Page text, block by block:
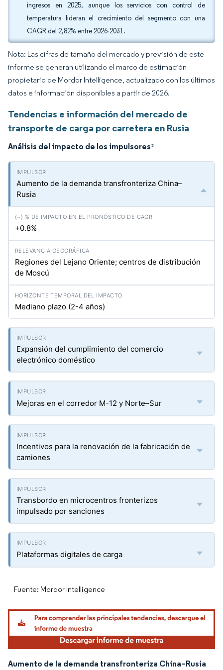
ingresos en 2025, aunque los servicios con control de
temperatura lideran el crecimiento del segmento con una
CAGR del 2,82% entre 2026-2031.
Nota: Las cifras de tamaño del mercado y previsión de este
informe se generan utilizando el marco de estimación
propietario de Mordor Intelligence, actualizado con los últimos
datos e información disponibles a partir de 2026.
Tendencias e información del mercado de
transporte de carga por carretera en Rusia
Análisis del impacto de los impulsores*
Aumento de la demanda transfronteriza China–
Rusia
+0.8%
Regiones del Lejano Oriente; centros de distribución
de Moscú
Mediano plazo (2-4 años)
Expansión del cumplimiento del comercio
electrónico doméstico
Mejoras en el corredor M-12 y Norte–Sur
Incentivos para la renovación de la fabricación de
camiones
Transbordo en microcentros fronterizos
impulsado por sanciones
Plataformas digitales de carga
Fuente: Mordor Intelligence
Aumento de la demanda transfronteriza China–Rusia